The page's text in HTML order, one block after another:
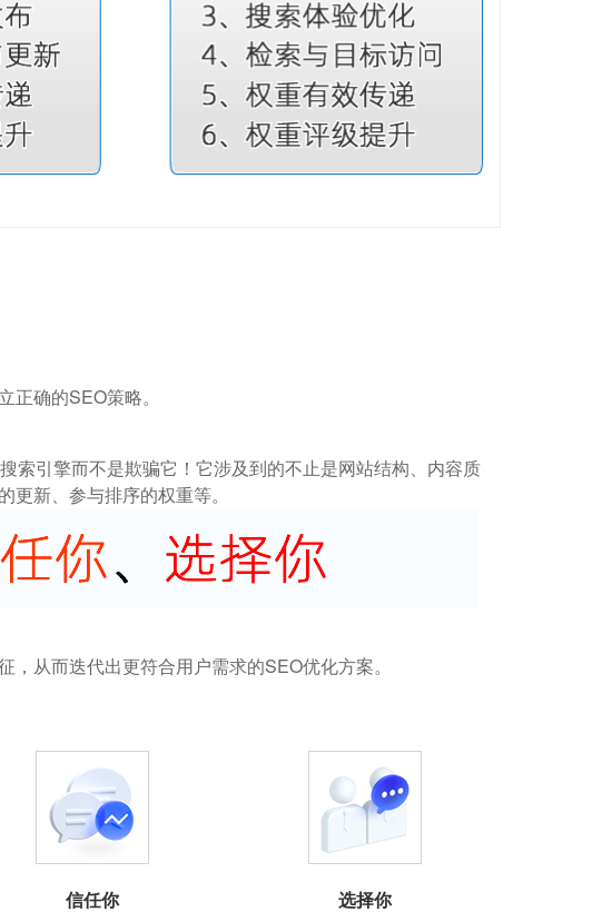
确的SEO策略。
索引擎而不是欺骗它！它涉及到的不止是网站结构、内容质
新、参与排序的权重等。
从而迭代出更符合用户需求的SEO优化方案。
信任你 选择你